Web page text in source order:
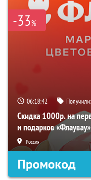
-33%
06:18:40 Получили:
Скидка 1000р. на
и подарков «Флаувау»
Россия
Промокод